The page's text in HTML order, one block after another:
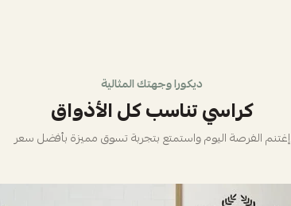
ديكورا وجهتك المثالية
كراسي تناسب كل الأذواق
إغتنم الفرصة اليوم واستمتع بتجربة تسوق مميزة بأفضل سعر